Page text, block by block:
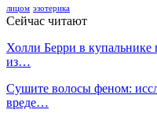
лицом эзотерика
Сейчас читают
Холли Берри в купальнике
из…
Сушите волосы феном:
вреде…